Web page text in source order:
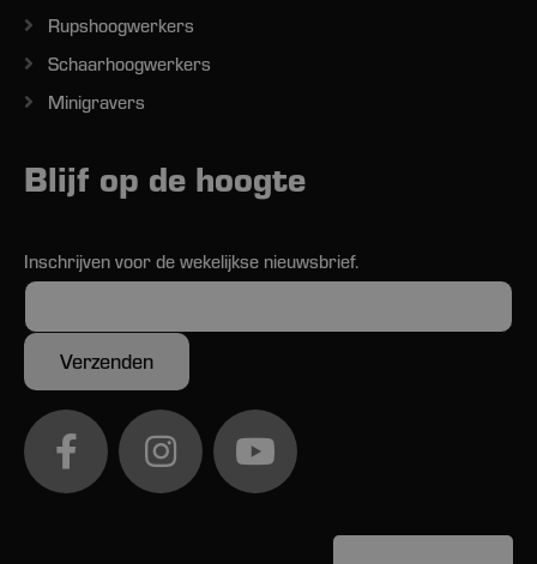
Rupshoogwerkers
Schaarhoogwerkers
Minigravers
Blijf op de hoogte
Inschrijven voor de wekelijkse nieuwsbrief.